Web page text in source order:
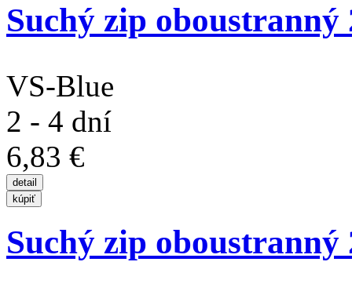
Suchý zip
VS-Blue
2 - 4 dní
6,83 €
Suchý zip oboustranný